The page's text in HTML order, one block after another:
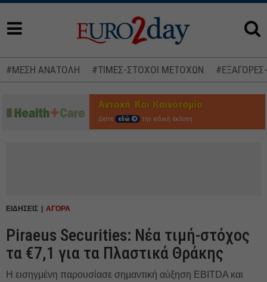
#ΜΕΣΗ ΑΝΑΤΟΛΗ #ΤΙΜΕΣ-ΣΤΟΧΟΙ ΜΕΤΟΧΩΝ
Δείτε εδώ την ειδική έκδοση
ΕΙΔΗΣΕΙΣ ΑΓΟΡΑ
Piraeus Securities: Νέα τιμή-στόχος
τα €7,1 για τα Πλαστικά Θράκης
Η εισηγμένη παρουσίασε σημαντική αύξηση EBITDA και